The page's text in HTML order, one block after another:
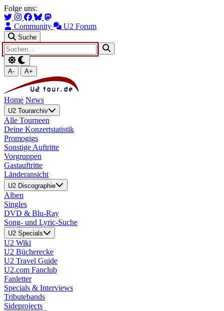
Zum Hauptinhalt springen
Zur Navigation springen
Folge uns:
Community U2 Forum
Suche
A- A+
Home News
U2 Tourarchiv
Alle Tourneen
Deine Konzertstatistik
Promogigs
Sonstige Auftritte
Vorgruppen
Gastauftritte
Länderansicht
U2 Discographie
Alben
Singles
DVD & Blu-Ray
Song- und Lyric-Suche
U2 Specials
U2 Wiki
U2 Bücherecke
U2 Travel Guide
U2.com Fanclub
Fanletter
Specials & Interviews
Tributebands
Sideprojects